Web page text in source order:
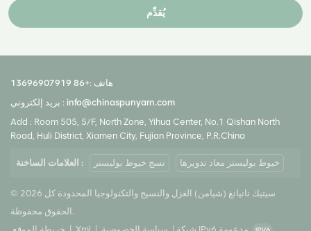
يُقدِّم
هاتف :+86 13696907919
بريد إلكتروني : info@chinaspunyarn.com
Add : Room 505, 5/F, North Zone, Yihua Center, No.1 Qishan North
Road, Huli District, Xiamen City, Fujian Province, P.R.China
العلامات الساخنة : نسج خيوط بوليستر خيوط بوليستر معاد تدويرها
© 2026 سيتيك نانيانغ (شيامن) الغزل والنسيج والتكنولوجيا المحدودة كل
الحقوق محفوظة.